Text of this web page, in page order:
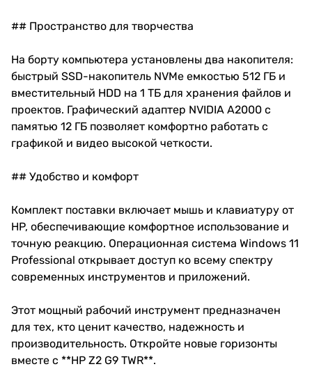
## Пространство для творчества
На борту компьютера установлены два накопителя:
быстрый SSD-накопитель NVMe емкостью 512 ГБ и
вместительный HDD на 1 ТБ для хранения файлов и
проектов. Графический адаптер NVIDIA A2000 с
памятью 12 ГБ позволяет комфортно работать с
графикой и видео высокой четкости.
## Удобство и комфорт
Комплект поставки включает мышь и клавиатуру от
HP, обеспечивающие комфортное использование и
точную реакцию. Операционная система Windows 11
Professional открывает доступ ко всему спектру
современных инструментов и приложений.
Этот мощный рабочий инструмент предназначен
для тех, кто ценит качество, надежность и
производительность. Откройте новые горизонты
вместе с **HP Z2 G9 TWR**.